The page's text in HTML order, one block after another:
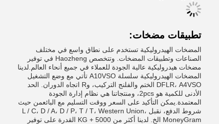
تطبيقات مضخات:
المضخات الهيدروليكية تستخدم على نطاق واسع في مختلف
الصناعات وتطبيقات المضخات. وتتخصص Haozheng في توفير
مضخات هيدروليكية عالية الجودة للعملاء في جميع أنحاء العالم.لدينا
المضخات الهيدروليكية سلسلة A10VSO تأتي مع وضع التشغيل
DFLR، A4VSO الختم والفلنج التركيب، وR اتجاه الدوران. الحد
الأدنى للكمية هو 2pcs، ومنتجاتنا هي نظام إدارة الجودة
المعتمدة.يمكن التأكيد على السعر ووقت التسليم مع البائعمن حيث
شروط الدفع، نقبل L / C، D / A، D / P، T / T، Western Union،
MoneyGram الخ. لدينا أكثر من 5000 + KG القدرة على توفير